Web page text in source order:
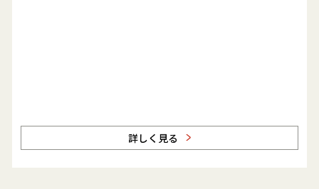
詳しく見る